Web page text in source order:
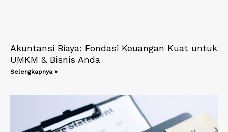
Akuntansi Biaya: Fondasi Keuangan Kuat untuk
UMKM & Bisnis Anda
Selengkapnya »